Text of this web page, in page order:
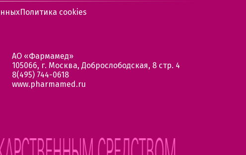
Политика cookies
АО «Фармамед»
105066, г. Москва, Доброслободская, 8 стр. 4
8(495) 744-0618
www.pharmamed.ru